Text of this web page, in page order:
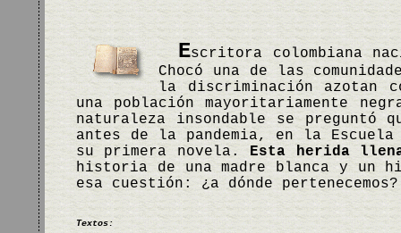
Escritora colombiana
Chocó una de las
la discriminación azotan
una población mayoritariamente
naturaleza insondable se preguntó
antes de la pandemia, en la
su primera novela.Esta herida
historia de una madre blanca y un
esa cuestión: ¿a dónde
Textos: